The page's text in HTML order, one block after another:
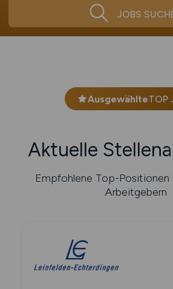
JOBS
AusgewählteTOP
Aktuelle
Empfohlene Top-Positionen
Arbeitgebern